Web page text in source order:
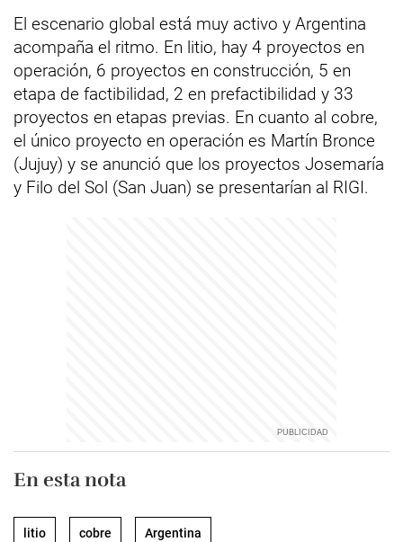
El escenario global está muy activo y Argentina
acompaña el ritmo. En litio, hay 4 proyectos en
operación, 6 proyectos en construcción, 5 en
etapa de factibilidad, 2 en prefactibilidad y 33
proyectos en etapas previas. En cuanto al cobre,
el único proyecto en operación es Martín Bronce
(Jujuy) y se anunció que los proyectos Josemaría
y Filo del Sol (San Juan) se presentarían al RIGI.
En esta nota
litio cobre Argentina